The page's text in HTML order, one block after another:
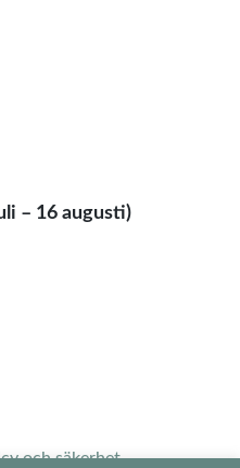
– 16 augusti)
och säkerhet